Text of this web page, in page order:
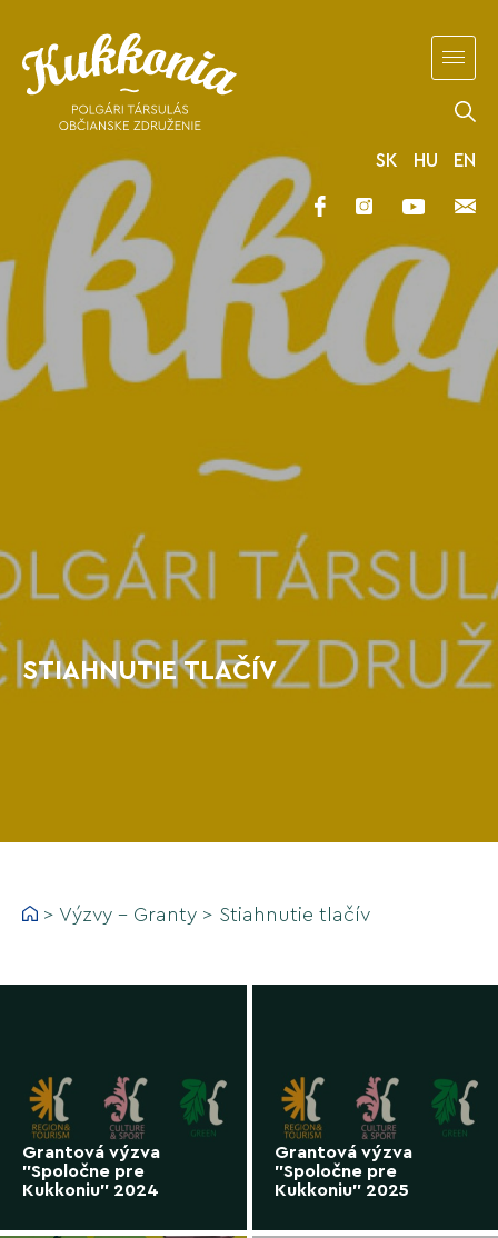
STIAHNUTIE TLAČÍV
SK HU EN
> Výzvy - Granty > Stiahnutie tlačív
Grantová výzva
"Spoločne pre
Kukkoniu" 2024
Grantová výzva
"Spoločne pre
Kukkoniu" 2025